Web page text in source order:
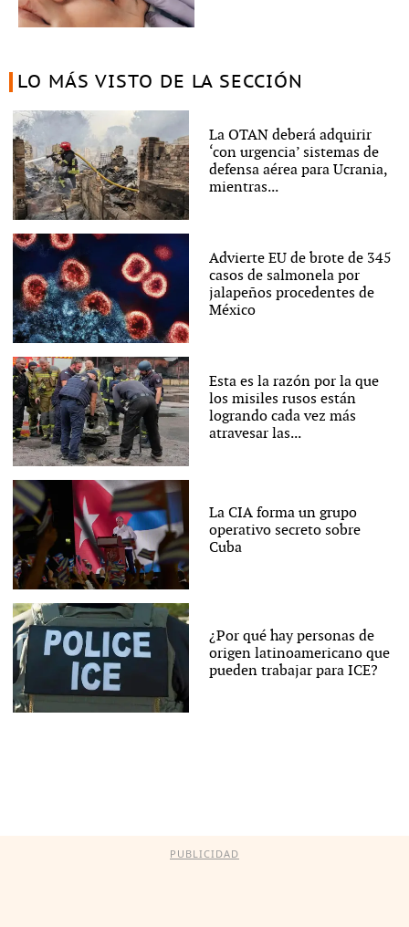
LO MÁS VISTO DE LA SECCIÓN
La OTAN deberá adquirir
‘con urgencia’ sistemas de
defensa aérea para Ucrania,
mientras...
Advierte EU de brote de 345
casos de salmonela por
jalapeños procedentes de
México
Esta es la razón por la que
los misiles rusos están
logrando cada vez más
atravesar las...
La CIA forma un grupo
operativo secreto sobre
Cuba
¿Por qué hay personas de
origen latinoamericano que
pueden trabajar para ICE?
PUBLICIDAD